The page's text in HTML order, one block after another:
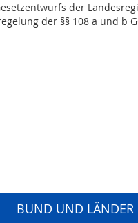
der
der §§ 108 a und b
BUND UND LÄNDER